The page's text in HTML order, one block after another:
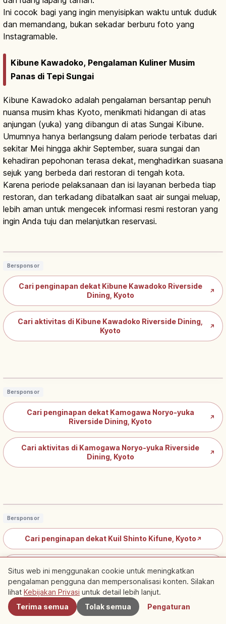
Ini cocok bagi yang ingin menyisipkan waktu untuk duduk
dan memandang, bukan sekadar berburu foto yang
Instagramable.
Kibune Kawadoko, Pengalaman Kuliner Musim
Panas di Tepi Sungai
Kibune Kawadoko adalah pengalaman bersantap penuh
nuansa musim khas Kyoto, menikmati hidangan di atas
anjungan (yuka) yang dibangun di atas Sungai Kibune.
Umumnya hanya berlangsung dalam periode terbatas dari
sekitar Mei hingga akhir September, suara sungai dan
kehadiran pepohonan terasa dekat, menghadirkan suasana
sejuk yang berbeda dari restoran di tengah kota.
Karena periode pelaksanaan dan isi layanan berbeda tiap
restoran, dan terkadang dibatalkan saat air sungai meluap,
lebih aman untuk mengecek informasi resmi restoran yang
ingin Anda tuju dan melanjutkan reservasi.
Kibune Kawadoko Kyoto: Teras
Menikmati
Bersponsor
Cari penginapan dekat Kibune Kawadoko Riverside
Dining, Kyoto
↗
Cari aktivitas di Kibune Kawadoko Riverside Dining,
Kyoto
↗
Bersponsor
Cari penginapan dekat Kamogawa Noryo-yuka
Riverside Dining, Kyoto
↗
Cari aktivitas di Kamogawa Noryo-yuka Riverside
Dining, Kyoto
↗
Bersponsor
Cari penginapan dekat Kuil Shinto Kifune, Kyoto ↗
Hōsen-in, Waktu untuk Memandang Tenang
Taman Berbingkai di Ōhara
Terdekat
Situs web ini menggunakan cookie untuk meningkatkan
pengalaman pengguna dan mempersonalisasi konten. Silakan
lihat Kebijakan Privasi untuk detail lebih lanjut.
Terima semua
Tolak semua Pengaturan